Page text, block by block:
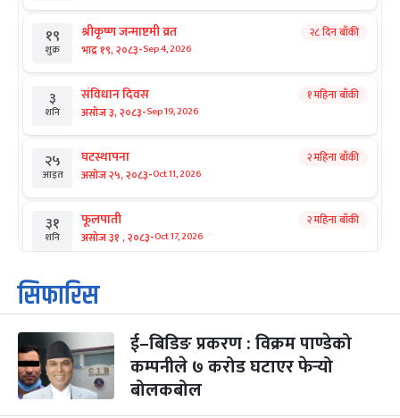
१९
शुक्र
श्रीकृष्ण जन्माष्टमी व्रत
भाद्र १९, २०८३-Sep 4, 2026
२८ दिन बाँकी
३
शनि
संविधान दिवस
असोज ३, २०८३-Sep 19, 2026
१ महिना बाँकी
२५
आइत
घटस्थापना
असोज २५, २०८३-Oct 11, 2026
२ महिना बाँकी
३१
शनि
फूलपाती
असोज ३१ , २०८३-Oct 17, 2026
२ महिना बाँकी
१
आइत
कार्तिक सङ्क्रान्ति
कार्तिक १, २०८३
३
मंगल
महानवमी
कार्तिक ३, २०८३-Oct 20, 2026
२ महिना बाँकी
४
सिफारिस
ई–बिडिङ प्रकरण : विक्रम पाण्डेको
कम्पनीले ७ करोड घटाएर फेर्‍यो
बोलकबोल